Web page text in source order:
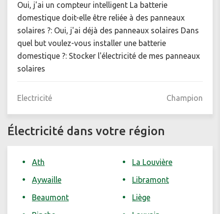
Oui, j'ai un compteur intelligent La batterie
domestique doit-elle être reliée à des panneaux
solaires ?: Oui, j'ai déjà des panneaux solaires Dans
quel but voulez-vous installer une batterie
domestique ?: Stocker l'électricité de mes panneaux
solaires
Electricité Champion
Électricité dans votre région
Ath
Aywaille
Beaumont
La Louvière
Libramont
Liège